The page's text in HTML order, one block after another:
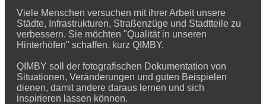
Viele Menschen versuchen mit ihrer Arbeit unsere
Städte, Infrastrukturen, Straßenzüge und Stadtteile zu
verbessern. Sie möchten "Qualität in unseren
Hinterhöfen" schaffen, kurz QIMBY.
QIMBY soll der fotografischen Dokumentation von
Situationen, Veränderungen und guten Beispielen
dienen, damit andere daraus lernen und sich
inspirieren lassen können.